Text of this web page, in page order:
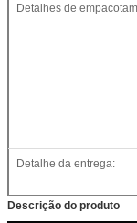
Detalhes de
Detalhe da entrega:
Descrição do produto